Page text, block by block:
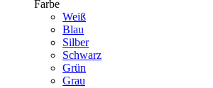
Farbe
Weiß
Blau
Silber
Schwarz
Grün
Grau